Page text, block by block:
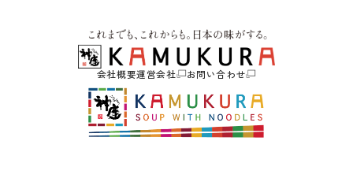
会社概要運営会社 お問い合わせ